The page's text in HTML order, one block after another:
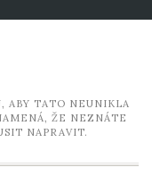
ABY TATO NEUNIKLA
ŽE NEZNÁTE
NAPRAVIT.